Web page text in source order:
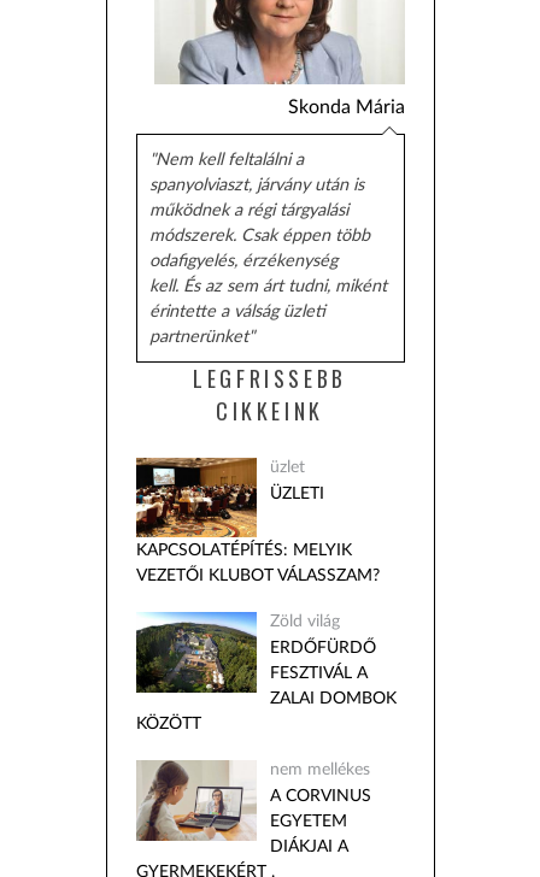
Skonda Mária
"Nem kell feltalálni a
spanyolviaszt, járvány után is
működnek a régi tárgyalási
módszerek. Csak éppen több
odafigyelés, érzékenység
kell. És az sem árt tudni, miként
érintette a válság üzleti
partnerünket"
LEGFRISSEBB
CIKKEINK
üzlet
ÜZLETI
KAPCSOLATÉPÍTÉS: MELYIK
VEZETŐI KLUBOT VÁLASSZAM?
Zöld világ
ERDŐFÜRDŐ
FESZTIVÁL A
ZALAI DOMBOK
KÖZÖTT
nem mellékes
A CORVINUS
EGYETEM
DIÁKJAI A
GYERMEKEKÉRT .